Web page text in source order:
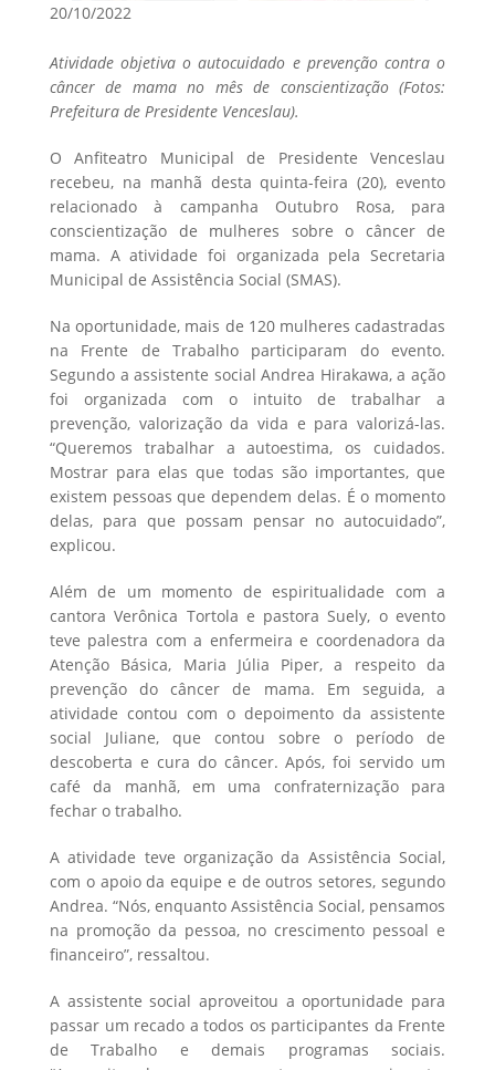
20/10/2022
Atividade objetiva o autocuidado e prevenção contra o
câncer de mama no mês de conscientização (Fotos:
Prefeitura de Presidente Venceslau).
O Anfiteatro Municipal de Presidente Venceslau
recebeu, na manhã desta quinta-feira (20), evento
relacionado à campanha Outubro Rosa, para
conscientização de mulheres sobre o câncer de
mama. A atividade foi organizada pela Secretaria
Municipal de Assistência Social (SMAS).
Na oportunidade, mais de 120 mulheres cadastradas
na Frente de Trabalho participaram do evento.
Segundo a assistente social Andrea Hirakawa, a ação
foi organizada com o intuito de trabalhar a
prevenção, valorização da vida e para valorizá-las.
“Queremos trabalhar a autoestima, os cuidados.
Mostrar para elas que todas são importantes, que
existem pessoas que dependem delas. É o momento
delas, para que possam pensar no autocuidado”,
explicou.
Além de um momento de espiritualidade com a
cantora Verônica Tortola e pastora Suely, o evento
teve palestra com a enfermeira e coordenadora da
Atenção Básica, Maria Júlia Piper, a respeito da
prevenção do câncer de mama. Em seguida, a
atividade contou com o depoimento da assistente
social Juliane, que contou sobre o período de
descoberta e cura do câncer. Após, foi servido um
café da manhã, em uma confraternização para
fechar o trabalho.
A atividade teve organização da Assistência Social,
com o apoio da equipe e de outros setores, segundo
Andrea. “Nós, enquanto Assistência Social, pensamos
na promoção da pessoa, no crescimento pessoal e
financeiro”, ressaltou.
A assistente social aproveitou a oportunidade para
passar um recado a todos os participantes da Frente
de Trabalho e demais programas sociais.